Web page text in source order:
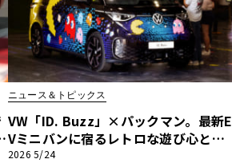
シボレー
ヒョンデ
ニュース＆トピックス
VW「ID. Buzz」×パックマン。最新E
Vミニバンに宿るレトロな遊び心と最
先端の車内エンタメ
2026 5/24